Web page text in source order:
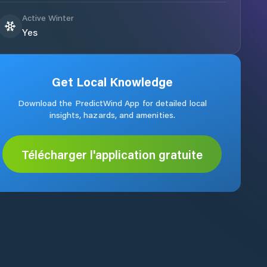
Active Winter
Yes
Get Local Knowledge
Download the PredictWind App for detailed local
insights, hazards, and amenities.
Télécharger l'application gratuite